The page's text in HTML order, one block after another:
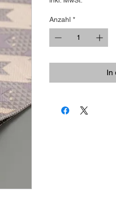
Anzahl *
In